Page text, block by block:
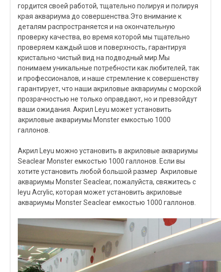
гордится своей работой, тщательно полируя и полируя
края аквариума до совершенства.Это внимание к
деталям распространяется и на окончательную
проверку качества, во время которой мы тщательно
проверяем каждый шов и поверхность, гарантируя
кристально чистый вид на подводный мир.Мы
понимаем уникальные потребности как любителей, так
и профессионалов, и наше стремление к совершенству
гарантирует, что наши акриловые аквариумы с морской
прозрачностью не только оправдают, но и превзойдут
ваши ожидания. Акрил Leyu может установить
акриловые аквариумы Monster емкостью 1000
галлонов.
Акрил Leyu можно установить в акриловые аквариумы
Seaclear Monster емкостью 1000 галлонов. Если вы
хотите установить любой большой размер Акриловые
аквариумы Monster Seaclear, пожалуйста, свяжитесь с
leyu Acrylic, которая может установить акриловые
аквариумы Monster Seaclear емкостью 1000 галлонов.